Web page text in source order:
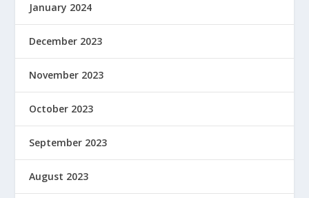
January 2024
December 2023
November 2023
October 2023
September 2023
August 2023